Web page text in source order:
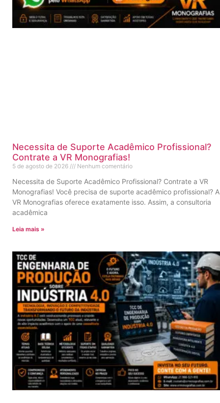
Necessita de Suporte Acadêmico Profissional?
Contrate a VR Monografias!
5 de agosto de 2026 Nenhum comentário
Necessita de Suporte Acadêmico Profissional? Contrate a VR
Monografias! Você precisa de suporte acadêmico profissional? A
VR Monografias oferece exatamente isso. Assim, a consultoria
acadêmica
Leia mais »